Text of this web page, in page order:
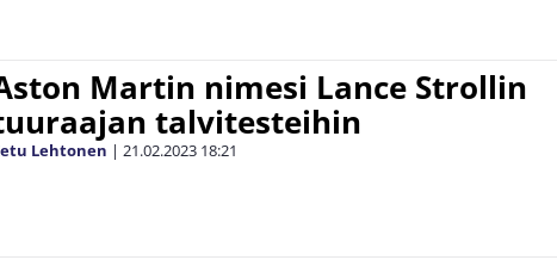
Martin nimesi Lance Strollin
talvitesteihin
Lehtonen | 21.02.2023 18:21